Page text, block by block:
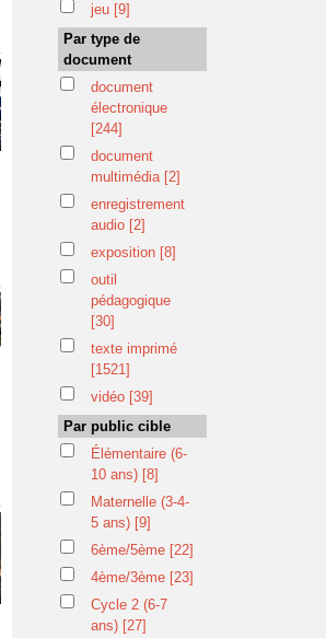
jeu [9]
Par type de
document
document
électronique
[244]
document
multimédia [2]
enregistrement
audio [2]
exposition [8]
outil
pédagogique
[30]
texte imprimé
[1521]
vidéo [39]
Par public cible
Élémentaire (6-
10 ans) [8]
Maternelle (3-4-
5 ans) [9]
6ème/5ème [22]
4ème/3ème [23]
Cycle 2 (6-7
ans) [27]